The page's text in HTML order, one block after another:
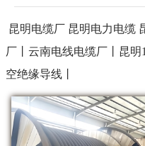
昆明电缆厂 昆明电力电缆
厂丨云南电线电缆厂丨昆
空绝缘导线丨